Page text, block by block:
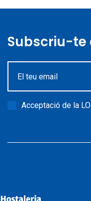
Subscriu-te
Acceptació de la